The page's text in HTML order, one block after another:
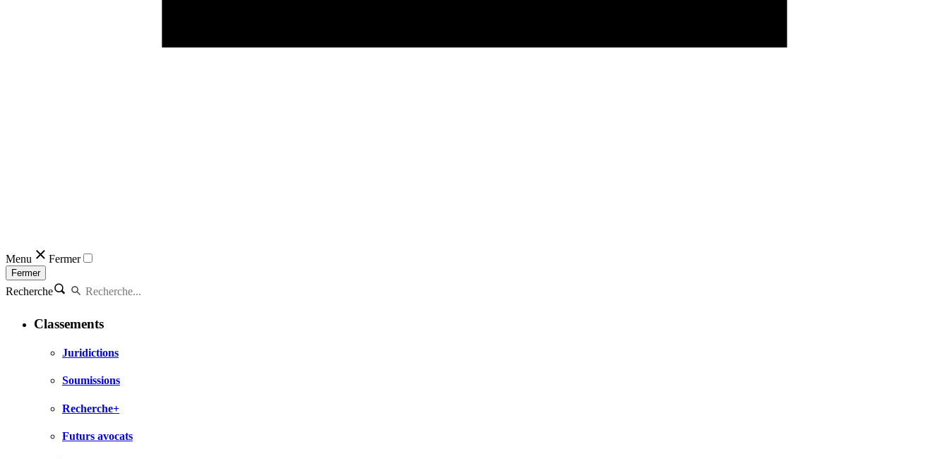
Menu Fermer
Fermer
Recherche
Classements
Juridictions
Soumissions
Recherche+
Futurs avocats